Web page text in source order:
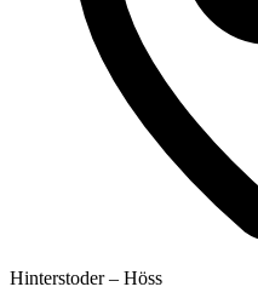
Hinterstoder – Höss